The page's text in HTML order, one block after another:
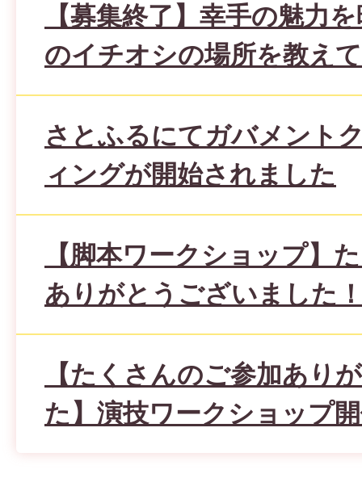
【募集終了】幸手の魅力
のイチオシの場所を教え
さとふるにてガバメント
ィングが開始されました
【脚本ワークショップ】
ありがとうございました
【たくさんのご参加あり
た】演技ワークショップ